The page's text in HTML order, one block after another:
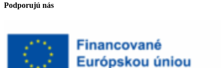
Podporujú nás